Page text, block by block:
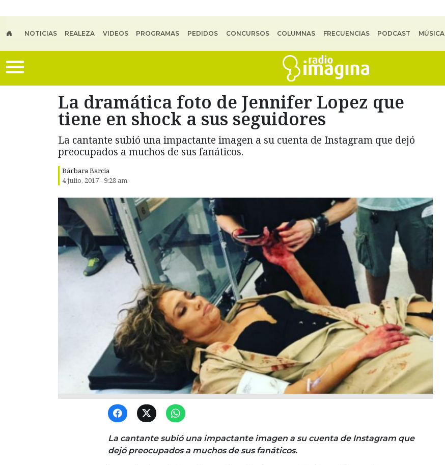
NOTICIAS REALEZA VIDEOS PROGRAMAS PEDIDOS CONCURSOS COLUMNAS FRECUENCIAS PODCAST MÚSICA
La dramática foto de Jennifer Lopez que
tiene en shock a sus seguidores
La cantante subió una impactante imagen a su cuenta de Instagram que dejó
preocupados a muchos de sus fanáticos.
Bárbara Barcia
4 julio, 2017 - 9:28 am
La cantante subió una impactante imagen a su cuenta de Instagram que
dejó preocupados a muchos de sus fanáticos.